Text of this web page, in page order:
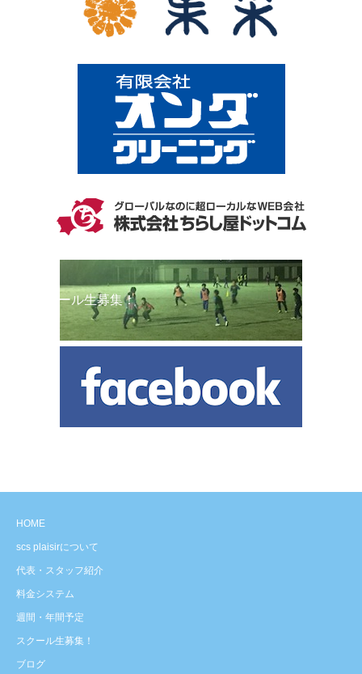
スクール生募集！
HOME
scs plaisirについて
代表・スタッフ紹介
料金システム
週間・年間予定
スクール生募集！
ブログ